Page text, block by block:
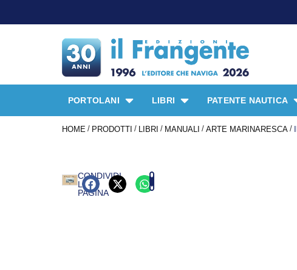
PORTOLANI LIBRI PATENTE NAUTICA
HOME / PRODOTTI / LIBRI / MANUALI / ARTE MARINARESCA /
CONDIVIDI
LA
PAGINA